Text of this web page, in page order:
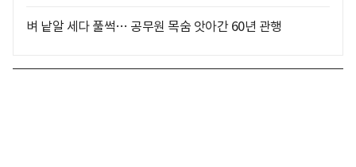
벼 낱알 세다 풀썩… 공무원 목숨 앗아간 60년 관행